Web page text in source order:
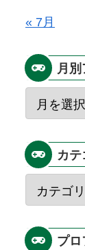
« 7月
月
カ
プロ